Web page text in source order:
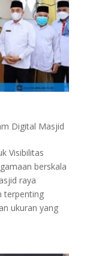
Digital Masjid
Visibilitas
berskala
raya
terpenting
ukuran yang